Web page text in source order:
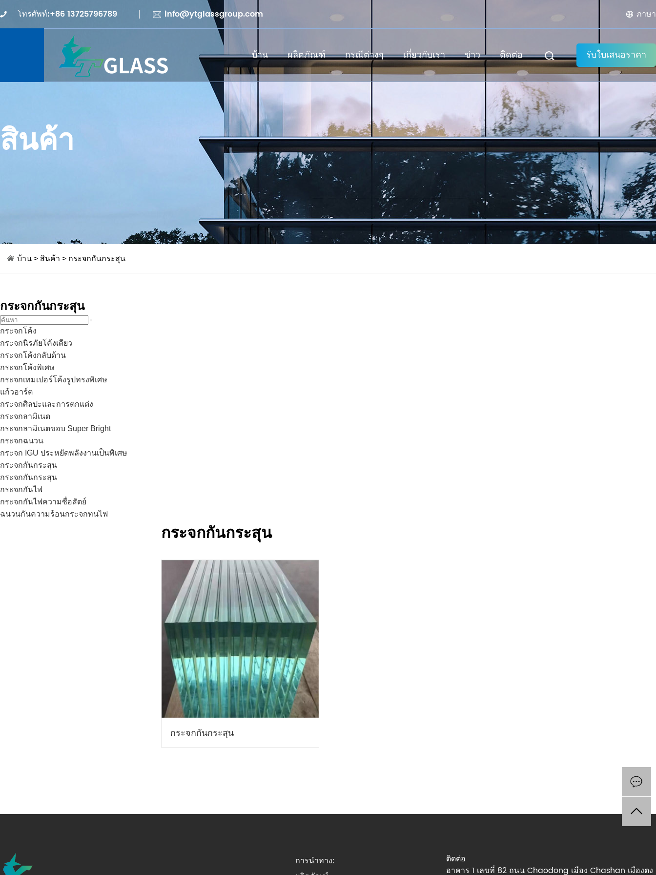
โทรศัพท์:+86 13725796789 info@ytglassgroup.com ภาษา
รับใบเสนอราคา
บ้าน ผลิตภัณฑ์ กรณีต่างๆ เกี่ยวกับเรา ข่าว ติดต่อ
สินค้า
บ้าน > สินค้า > กระจกกันกระสุน
กระจกกันกระสุน
กระจกโค้ง
กระจกนิรภัยโค้งเดียว
กระจกโค้งกลับด้าน
กระจกโค้งพิเศษ
กระจกเทมเปอร์โค้งรูปทรงพิเศษ
แก้วอาร์ต
กระจกศิลปะและการตกแต่ง
กระจกลามิเนต
กระจกลามิเนตขอบ Super Bright
กระจกฉนวน
กระจก IGU ประหยัดพลังงานเป็นพิเศษ
กระจกกันกระสุน
กระจกกันกระสุน
กระจกกันไฟ
กระจกกันไฟความซื่อสัตย์
ฉนวนกันความร้อนกระจกทนไฟ
กระจกกันกระสุน
กระจกกันกระสุน
การนำทาง:
ติดต่อ
อาคาร 1 เลขที่ 82 ถนน Chaodong เมือง Chashan เมืองตง